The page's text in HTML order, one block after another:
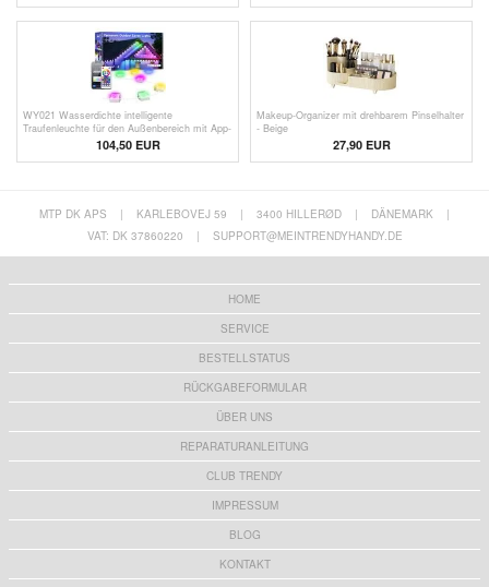
WY021 Wasserdichte intelligente
Traufenleuchte für den Außenbereich mit App-
Steuerung - 45m/90 LEDs
104,50EUR
Makeup-Organizer mit drehbarem Pinselhalter
- Beige
27,90EUR
MTP DK APS | KARLEBOVEJ 59 | 3400 HILLERØD | DÄNEMARK
|
VAT: DK 37860220
| SUPPORT@MEINTRENDYHANDY.DE
HOME
SERVICE
BESTELLSTATUS
RÜCKGABEFORMULAR
ÜBER UNS
REPARATURANLEITUNG
CLUB TRENDY
IMPRESSUM
BLOG
KONTAKT